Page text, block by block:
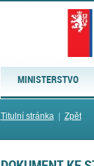
MINISTERSTVO
Titulní stránka| Zpět